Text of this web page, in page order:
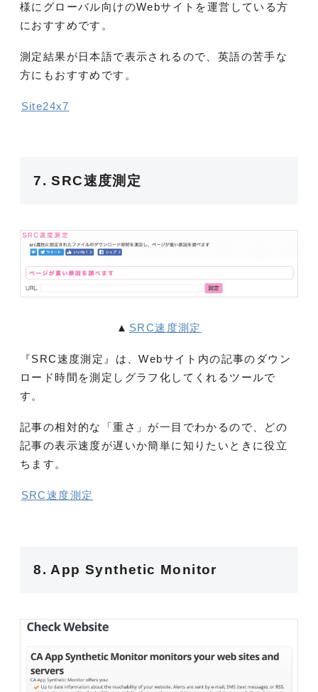
様にグローバル向けのWebサイトを運営している方
におすすめです。
測定結果が日本語で表示されるので、英語の苦手な
方にもおすすめです。
Site24x7
7. SRC速度測定
▲ SRC速度測定
『SRC速度測定』は、Webサイト内の記事のダウン
ロード時間を測定しグラフ化してくれるツールで
す。
記事の相対的な「重さ」が一目でわかるので、どの
記事の表示速度が遅いか簡単に知りたいときに役立
ちます。
SRC速度測定
8. App Synthetic Monitor